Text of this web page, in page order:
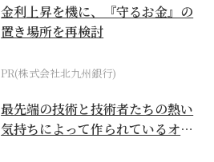
金利上昇を機に、『守るお金』の
置き場所を再検討
PR(株式会社北九州銀行)
最先端の技術と技術者たちの熱い
気持ちによって作られているオー